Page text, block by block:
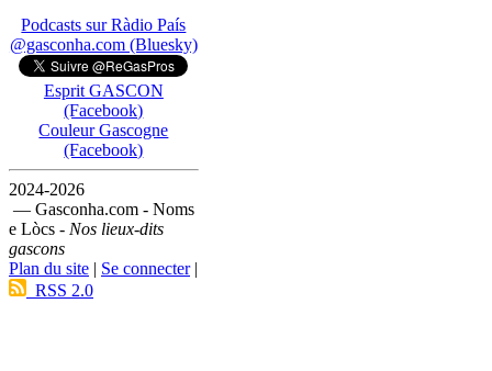
Podcasts sur Ràdio País
@gasconha.com (Bluesky)
Esprit GASCON
(Facebook)
Couleur Gascogne
(Facebook)
2024-2026
— Gasconha.com - Noms
e Lòcs - Nos lieux-dits
gascons
Plan du site | Se connecter|
RSS 2.0